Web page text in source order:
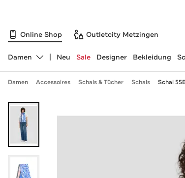
Online Shop Outletcity Metzingen
Abteilung ändern, ausgewählt:
Damen Neu Sale Designer Bekleidung
Damen Accessoires Schals & Tücher Schals Schal